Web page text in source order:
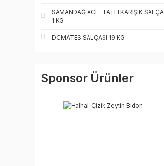
SAMANDAĞ ACI - TATLI KARIŞIK SALÇA
1 KG
DOMATES SALÇASI 19 KG
Sponsor Ürünler